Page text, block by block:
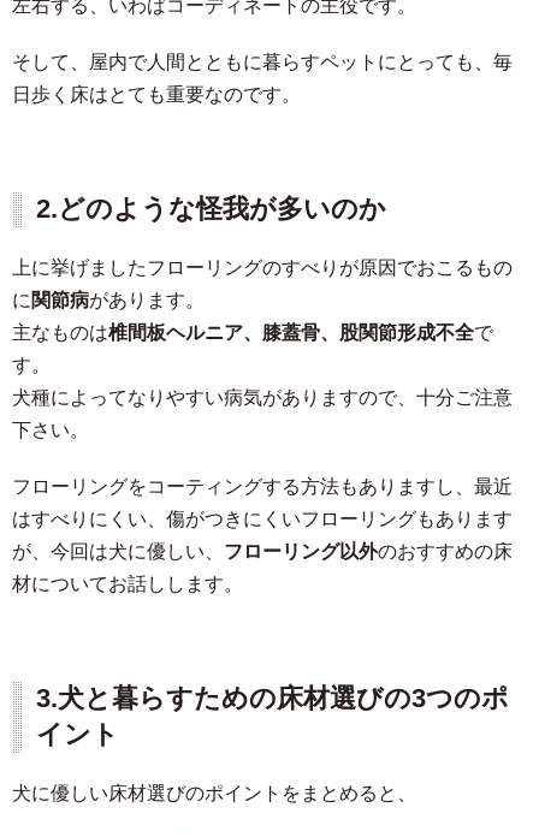
左右する、いわばコーディネートの主役です。
そして、屋内で人間とともに暮らすペットにとっても、毎
日歩く床はとても重要なのです。
2.どのような怪我が多いのか
上に挙げましたフローリングのすべりが原因でおこるもの
に 関節病があります。
主なものは椎間板ヘルニア、膝蓋骨、股関節形成不全で
す。
犬種によってなりやすい病気がありますので、十分ご注意
下さい。
フローリングをコーティングする方法もありますし、最近
はすべりにくい、傷がつきにくいフローリングもあります
が、今回は犬に優しい、 フローリング以外のおすすめの床
材についてお話しします。
3.犬と暮らすための床材選びの3つのポ
イント
犬に優しい床材選びのポイントをまとめると、